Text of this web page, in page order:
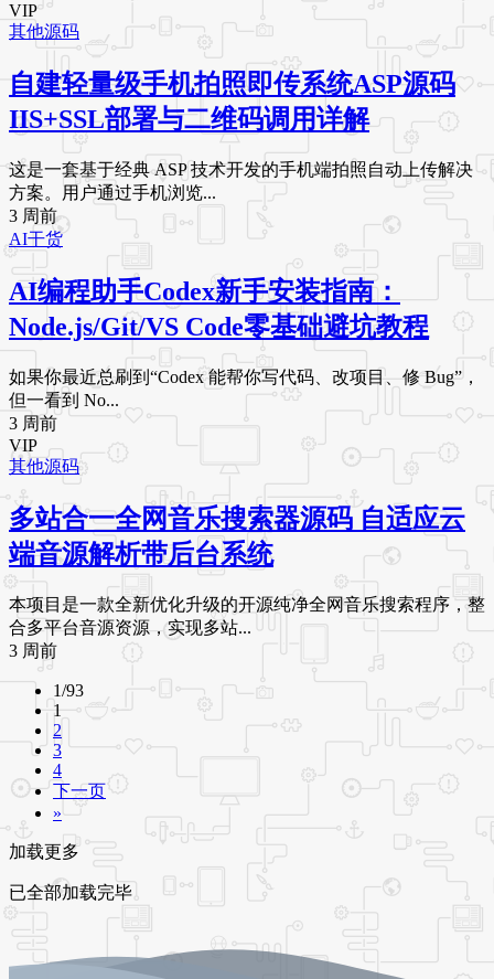
VIP
其他源码
自建轻量级手机拍照即传系统ASP源码
IIS+SSL部署与二维码调用详解
这是一套基于经典 ASP 技术开发的手机端拍照自动上传解决
方案。用户通过手机浏览...
3 周前
AI干货
AI编程助手Codex新手安装指南：
Node.js/Git/VS Code零基础避坑教程
如果你最近总刷到“Codex 能帮你写代码、改项目、修 Bug”，
但一看到 No...
3 周前
VIP
其他源码
多站合一全网音乐搜索器源码 自适应云
端音源解析带后台系统
本项目是一款全新优化升级的开源纯净全网音乐搜索程序，整
合多平台音源资源，实现多站...
3 周前
1/93
1
2
3
4
下一页
»
加载更多
已全部加载完毕